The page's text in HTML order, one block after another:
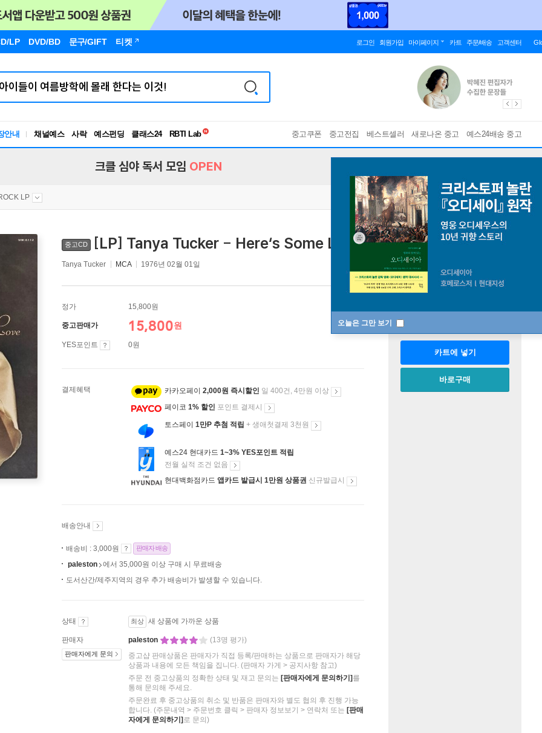
LP DVD/BD 문구/GIFT 티켓 로그인 회원가입 마이페이지 카트 주문/배송 고객센터
안내 채널예스 사락 예스펀딩 클래스24
독서유형검사
중고쿠폰 중고전집 베스트셀러 새로나온 중고 예스24배송 중고
오늘은 그만 보기
크클 심야 독서 모임 OPEN
LP
중고CD [LP] Tanya Tucker - Here‘s Some Love 일본반
Tanya Tucker MCA 1976년 02월 01일
정가 15,800원
중고판매가 15,800원
YES포인트 0원
결제혜택 카카오페이 2,000원 즉시할인 일 400건, 4만원 이상
페이코 1% 할인 포인트 결제시
토스페이 1만P 추첨 적립 + 생애첫결제 3천원
예스24 현대카드 1~3% YES포인트 적립
전월 실적 조건 없음
현대백화점카드 앱카드 발급시 1만원 상품권 신규발급시
배송안내
배송비 : 3,000원 판매자 배송
paleston
에서 35,000원 이상 구매 시 무료배송
도서산간/제주지역의 경우 추가 배송비가 발생할 수 있습니다.
상태 최상 새 상품에 가까운 상품
판매자
판매자에게 문의
paleston
(13명 평가)
중고샵 판매상품은 판매자가 직접 등록/판매하는 상품으로 판매자가 해당
상품과 내용에 모든 책임을 집니다. (판매자 가게 > 공지사항 참고)
주문 전 중고상품의 정확한 상태 및 재고 문의는 [판매자에게 문의하기] 를
통해 문의해 주세요.
주문완료 후 중고상품의 취소 및 반품은 판매자와 별도 협의 후 진행 가능
합니다. (주문내역 > 주문번호 클릭 > 판매자 정보보기 > 연락처 또는 [판매
자에게 문의하기] 로 문의)
수량
카트에 넣기
바로구매